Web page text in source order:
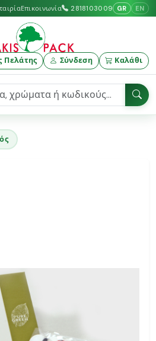
Επικοινωνία 2818103009 GR EN
Πελάτης Σύνδεση Καλάθι